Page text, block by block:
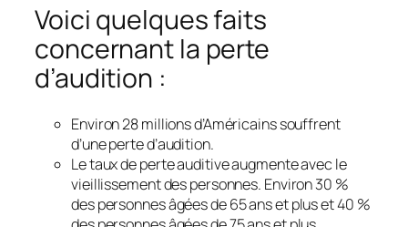
Voici quelques faits
concernant la perte
d’audition :
Environ 28 millions d’Américains souffrent
d’une perte d’audition.
Le taux de perte auditive augmente avec le
vieillissement des personnes. Environ 30 %
des personnes âgées de 65 ans et plus et 40 %